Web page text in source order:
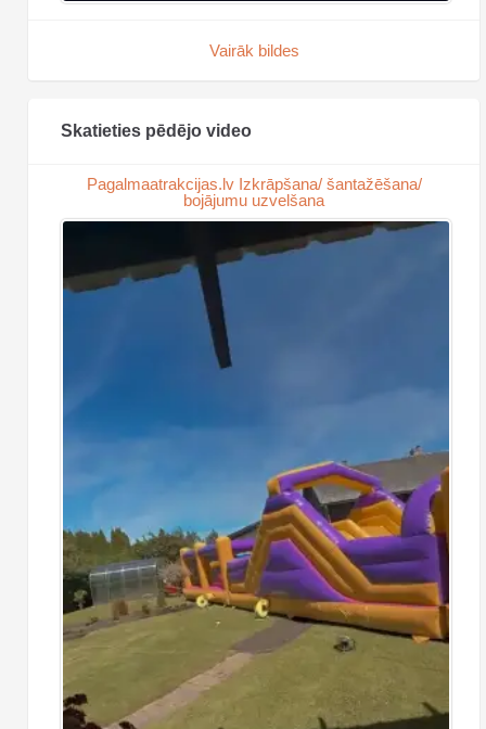
Vairāk bildes
Skatieties pēdējo video
Pagalmaatrakcijas.lv Izkrāpšana/ šantažēšana/
bojājumu uzvelšana